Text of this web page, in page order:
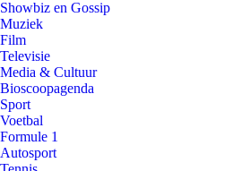
Showbiz en Gossip
Muziek
Film
Televisie
Media & Cultuur
Bioscoopagenda
Sport
Voetbal
Formule 1
Autosport